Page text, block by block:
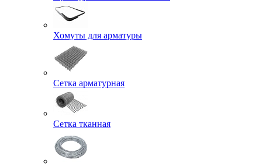
Хомуты для арматуры
Сетка арматурная
Сетка тканная